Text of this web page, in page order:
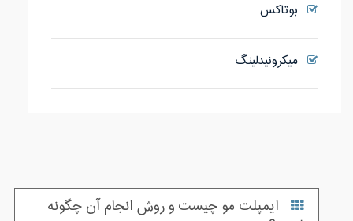
بوتاکس
میکرونیدلینگ
ایمپلت مو چیست و روش انجام آن چگونه